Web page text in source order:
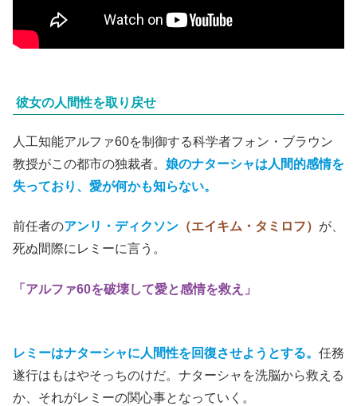
彼女の人間性を取り戻せ
人工知能アルファ60を制御する科学者フォン・ブラウン
教授がこの都市の独裁者。 娘のナターシャは人間的感情を
失っており、愛が何かも知らない。
前任者のアンリ・ディクソン （エイキム・タミロフ） が、
死ぬ間際にレミーに言う。
「アルファ60を破壊して愛と感情を救え」
レミーはナターシャに人間性を回復させようとする。 任務
遂行はもはやそっちのけだ。ナターシャを洗脳から救える
か、それがレミーの関心事となっていく。